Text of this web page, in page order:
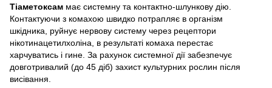
Тіаметоксам має системну та контактно-шлункову дію.
Контактуючи з комахою швидко потрапляє в організм
шкідника, руйнує нервову систему через рецептори
нікотинацетилхоліна, в результаті комаха перестає
харчуватись і гине. За рахунок системної дії забезпечує
довготривалий (до 45 діб) захист культурних рослин після
висівання.